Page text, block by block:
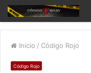
Inicio / Código Rojo
Código Rojo